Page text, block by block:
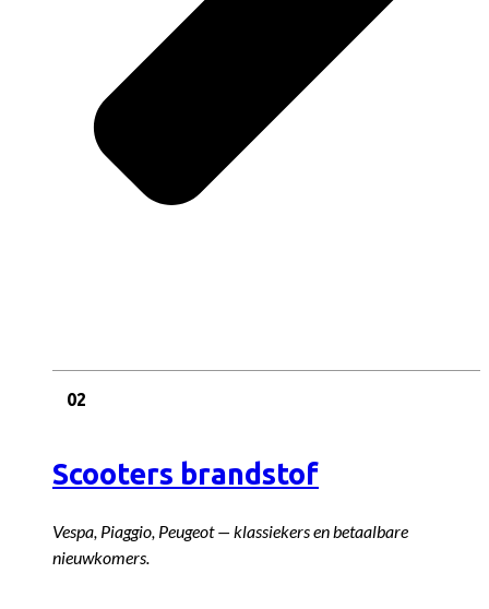
02
Scooters brandstof
Vespa, Piaggio, Peugeot — klassiekers en betaalbare
nieuwkomers.